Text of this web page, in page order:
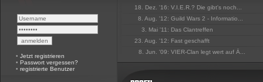
• Jetzt registrieren
• Passwort vergessen?
• registrierte Benutzer
18. Dez. '16: V.I.E.R.? Die gibt's noch...
8. Aug. '12: Guild Wars 2 - Informatio...
3. Mai '11: Das Clantreffen
23. Aug. '12: Fast geschafft
8. Jun. '09: VIER-Clan legt wert auf Ä...